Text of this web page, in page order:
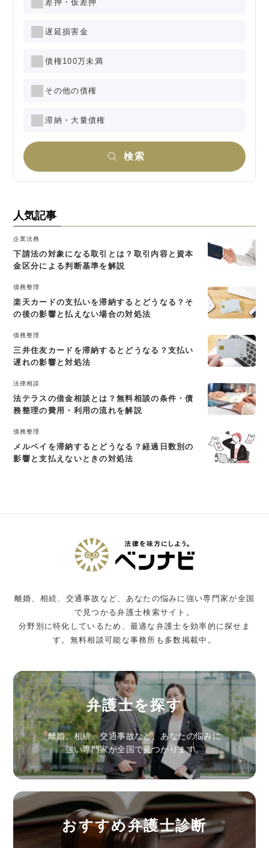
差押・仮差押
遅延損害金
債権100万未満
その他の債権
滞納・大量債権
検索
人気記事
企業法務
下請法の対象になる取引とは？取引内容と資本
金区分による判断基準を解説
債務整理
楽天カードの支払いを滞納するとどうなる？そ
の後の影響と払えない場合の対処法
債務整理
三井住友カードを滞納するとどうなる？支払い
遅れの影響と対処法
法律相談
法テラスの借金相談とは？無料相談の条件・債
務整理の費用・利用の流れを解説
債務整理
メルペイを滞納するとどうなる？経過日数別の
影響と支払えないときの対処法
離婚、相続、交通事故など、あなたの悩みに強い専門家が全国
で見つかる弁護士検索サイト。
分野別に特化しているため、最適な弁護士を効率的に探せま
す。無料相談可能な事務所も多数掲載中。
弁護士を探す
離婚、相続、交通事故など、あなたの悩みに
強い専門家が全国で見つかります。
おすすめ弁護士診断